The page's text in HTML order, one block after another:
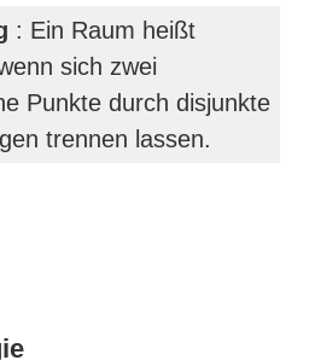
: Ein Raum heißt
sich zwei
Punkte durch disjunkte
trennen lassen.